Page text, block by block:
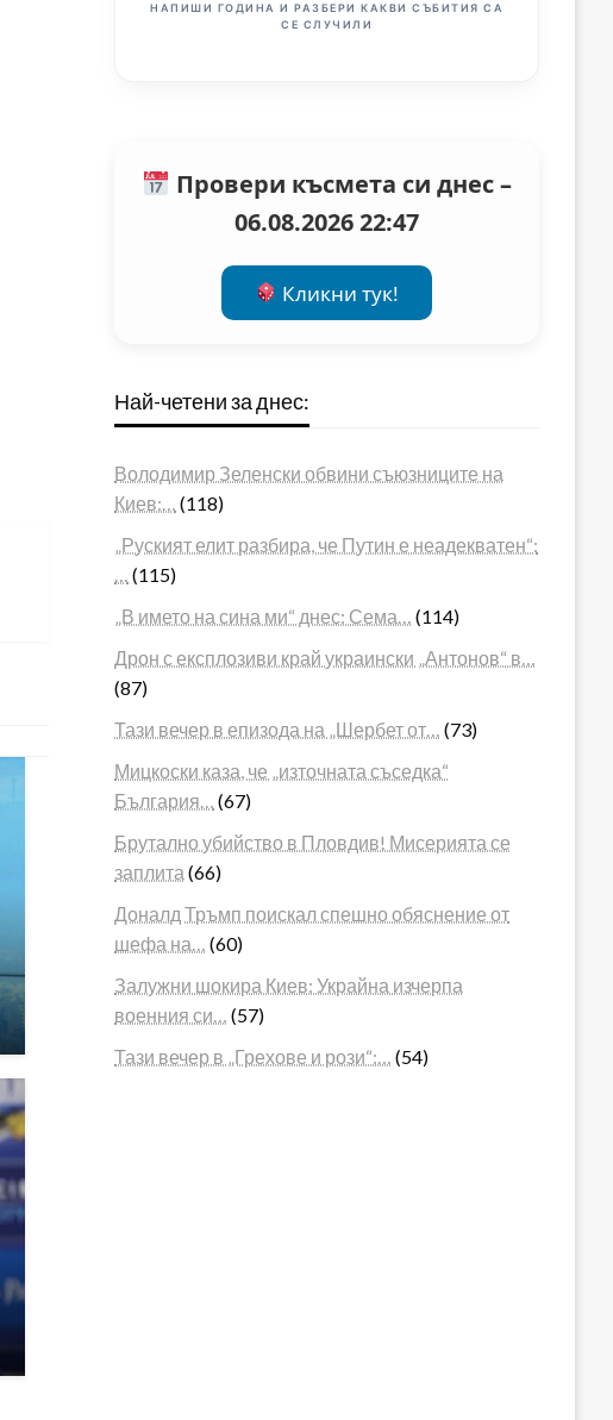
НАПИШИ ГОДИНА И РАЗБЕРИ КАКВИ СЪБИТИЯ СА
СЕ СЛУЧИЛИ
Провери късмета си днес –
06.08.2026 22:47
Кликни тук!
Най-четени за днес:
Володимир Зеленски обвини съюзниците на
Киев:…
(118)
„Руският елит разбира, че Путин е неадекватен“:
(115)
„В името на сина ми“ днес: Сема…
(114)
Дрон с експлозиви край украински „Антонов“ в…
(87)
Тази вечер в епизода на „Шербет от…
(73)
Мицкоски каза, че „източната съседка“
България…
(67)
Брутално убийство в Пловдив! Мисерията се
заплита (66)
Доналд Тръмп поискал спешно обяснение от
шефа на…
(60)
Залужни шокира Киев: Украйна изчерпа
военния си…
(57)
Тази вечер в „Грехове и рози“:…
(54)